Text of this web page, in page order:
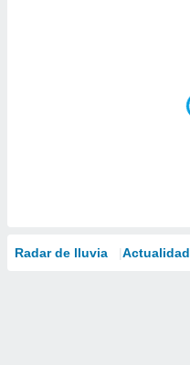
Radar de lluvia Actualidad